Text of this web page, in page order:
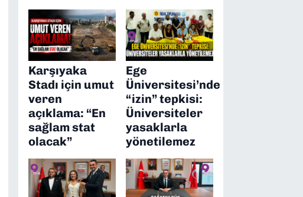
Karşıyaka
Stadı için umut
veren
açıklama: “En
sağlam stat
olacak”
Ege
Üniversitesi’nde
“izin” tepkisi:
Üniversiteler
yasaklarla
yönetilemez